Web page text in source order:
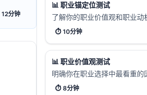
12分钟
📊 职业锚定位测试
了解你的职业价值观和职业动
在职业发展中最看重的核心要
⏱️ 10分钟
📊 职业价值观测试
明确你在职业选择中最看重的
你做出更符合自己价值观的职
⏱️ 8分钟